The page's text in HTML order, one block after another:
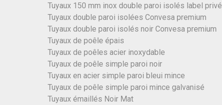
Tuyaux 150 mm inox double paroi isolés label privé
Tuyaux double paroi isolées Convesa premium
Tuyaux double paroi isolés noir Convesa premium
Tuyaux de poêle épais
Tuyaux de poêles acier inoxydable
Tuyaux de poêle simple paroi noir
Tuyaux en acier simple paroi bleui mince
Tuyaux de poêle simple paroi mince galvanisé
Tuyaux émaillés Noir Mat